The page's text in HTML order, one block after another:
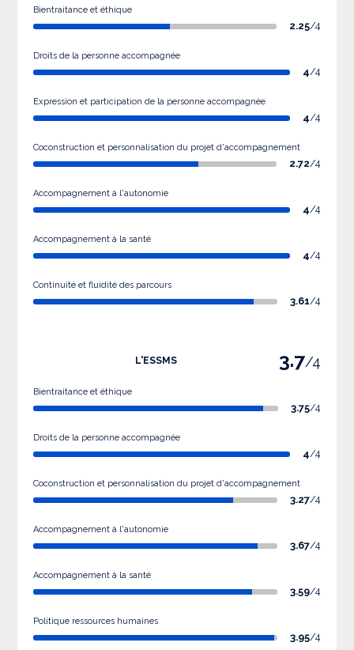
Bientraitance et éthique
2.25/4
Droits de la personne accompagnée
4/4
Expression et participation de la personne accompagnée
4/4
Coconstruction et personnalisation du projet d'accompagnement
2.72/4
Accompagnement à l'autonomie
4/4
Accompagnement à la santé
4/4
Continuité et fluidité des parcours
3.61/4
L'ESSMS 3.7/4
Bientraitance et éthique
3.75/4
Droits de la personne accompagnée
4/4
Coconstruction et personnalisation du projet d'accompagnement
3.27/4
Accompagnement à l'autonomie
3.67/4
Accompagnement à la santé
3.59/4
Politique ressources humaines
3.95/4